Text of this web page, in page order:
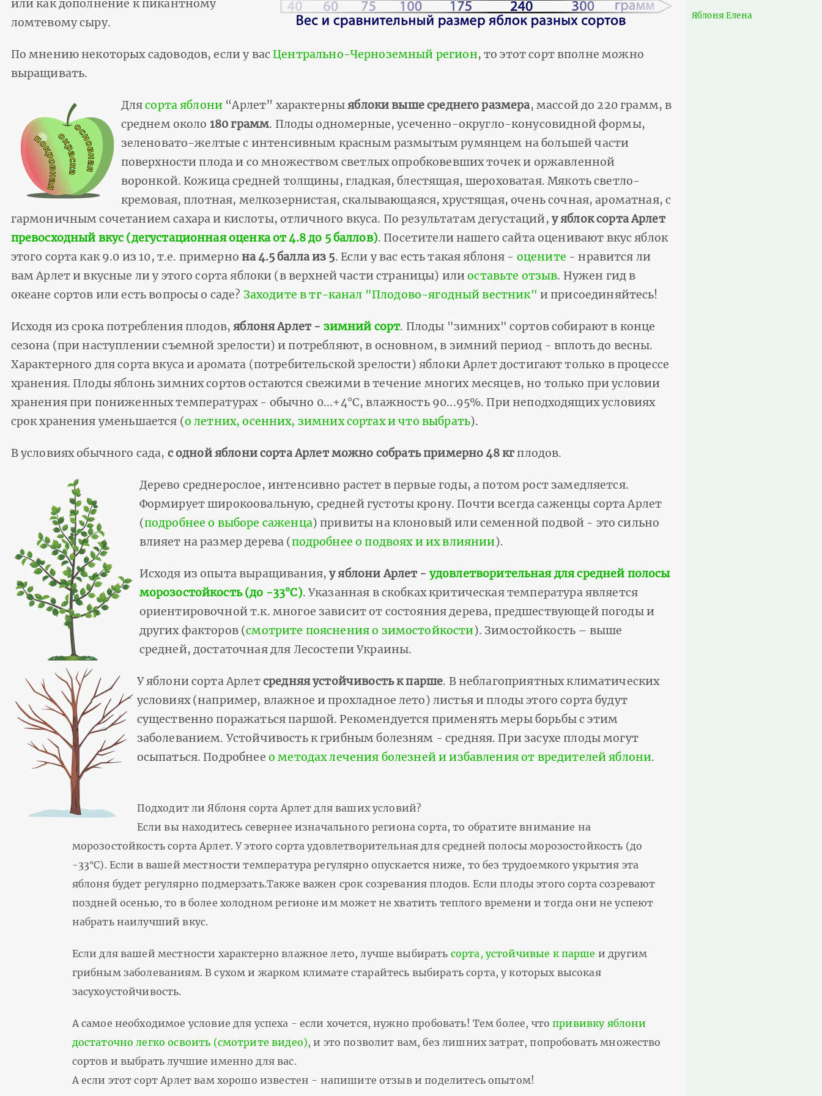
или как дополнение к пикантному
ломтевому сыру.
По мнению некоторых садоводов, если у васЦентрально-Черноземный регион, то этот сорт вполне можно
выращивать.
Длясорта яблони “Арлет” характерныяблоки выше среднего размера, массой до 220 грамм, в
среднем около 180 грамм. Плоды одномерные, усеченно-округло-конусовидной формы,
зеленовато-желтые с интенсивным красным размытым румянцем на большей части
поверхности плода и со множеством светлых опробковевших точек и оржавленной
воронкой. Кожица средней толщины, гладкая, блестящая, шероховатая. Мякоть светло-
кремовая, плотная, мелкозернистая, скалывающаяся, хрустящая, очень сочная, ароматная, с
гармоничным сочетанием сахара и кислоты, отличного вкуса. По результатам дегустаций, у яблок сорта Арлет
превосходный вкус (дегустационная оценка от 4.8 до 5 баллов). Посетители нашего сайта оценивают вкус яблок
этого сорта как 9.0 из 10, т.е. примерно на 4.5 балла из 5. Если у вас есть такая яблоня - оцените - нравится ли
вам Арлет и вкусные ли у этого сорта яблоки (в верхней части страницы) илиоставьте отзыв. Нужен гид в
океане сортов или есть вопросы о саде? Заходите в тг-канал "Плодово-ягодный вестник" и присоединяйтесь!
Исходя из срока потребления плодов,яблоня Арлет - зимний сорт. Плоды "зимних" сортов собирают в конце
сезона (при наступлении съемной зрелости) и потребляют, в основном, в зимний период - вплоть до весны.
Характерного для сорта вкуса и аромата (потребительской зрелости) яблоки Арлет достигают только в процессе
хранения. Плоды яблонь зимних сортов остаются свежими в течение многих месяцев, но только при условии
хранения при пониженных температурах - обычно 0...+4°С, влажность 90...95%. При неподходящих условиях
срок хранения уменьшается (о летних, осенних, зимних сортах и что выбрать).
В условиях обычного сада, с одной яблони сорта Арлет можно собрать примерно 48 кгплодов.
Дерево среднерослое, интенсивно растет в первые годы, а потом рост замедляется.
Формирует широкоовальную, средней густоты крону. Почти всегда саженцы сорта Арлет
(подробнее о выборе саженца) привиты на клоновый или семенной подвой - это сильно
влияет на размер дерева (подробнее о подвоях и их влиянии).
Исходя из опыта выращивания,у яблони Арлет - удовлетворительная для средней полосы
морозостойкость (до -33°С). Указанная в скобках критическая температура является
ориентировочной т.к. многое зависит от состояния дерева, предшествующей погоды и
других факторов (смотрите пояснения о зимостойкости). Зимостойкость – выше
средней, достаточная для Лесостепи Украины.
У яблони сорта Арлетсредняя устойчивость к парше. В неблагоприятных климатических
условиях (например, влажное и прохладное лето) листья и плоды этого сорта будут
существенно поражаться паршой. Рекомендуется применять меры борьбы с этим
заболеванием. Устойчивость к грибным болезням - средняя. При засухе плоды могут
осыпаться. Подробнее о методах лечения болезней и избавления от вредителей яблони.
Подходит ли Яблоня сорта Арлет для ваших условий?
Если вы находитесь севернее изначального региона сорта, то обратите внимание на
морозостойкость сорта Арлет. У этого сорта удовлетворительная для средней полосы морозостойкость (до
-33°С). Если в вашей местности температура регулярно опускается ниже, то без трудоемкого укрытия эта
яблоня будет регулярно подмерзать.Также важен срок созревания плодов. Если плоды этого сорта созревают
поздней осенью, то в более холодном регионе им может не хватить теплого времени и тогда они не успеют
набрать наилучший вкус.
Если для вашей местности характерно влажное лето, лучше выбирать сорта, устойчивые к парше и другим
грибным заболеваниям. В сухом и жарком климате старайтесь выбирать сорта, у которых высокая
засухоустойчивость.
А самое необходимое условие для успеха - если хочется, нужно пробовать! Тем более, чтопрививку яблони
достаточно легко освоить (смотрите видео), и это позволит вам, без лишних затрат, попробовать множество
сортов и выбрать лучшие именно для вас.
А если этот сорт Арлет вам хорошо известен - напишите отзыв и поделитесь опытом!
Яблоня Елена